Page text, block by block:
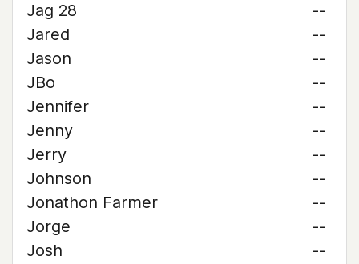
Jag 28
--
Jared
--
Jason
--
JBo
--
Jennifer
--
Jenny
--
Jerry
--
Johnson
--
Jonathon Farmer
--
Jorge
--
Josh
--